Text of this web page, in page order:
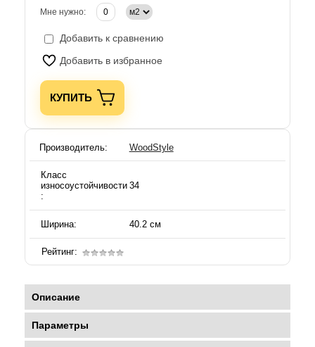
Мне нужно:
Добавить к сравнению
Добавить в избранное
КУПИТЬ
Производитель: WoodStyle
Класс
износоустойчивости
:
34
Ширина: 40.2 см
Рейтинг:
Описание
Параметры